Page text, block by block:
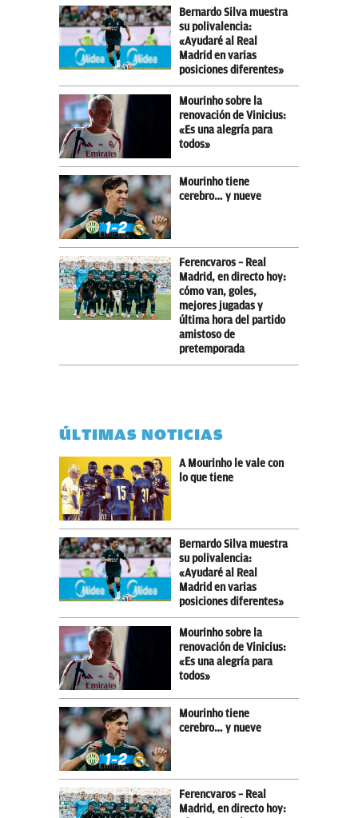
Bernardo Silva muestra
su polivalencia:
«Ayudaré al Real
Madrid en varias
posiciones diferentes»
Mourinho sobre la
renovación de Vinicius:
«Es una alegría para
todos»
Mourinho tiene
cerebro… y nueve
Ferencvaros – Real
Madrid, en directo hoy:
cómo van, goles,
mejores jugadas y
última hora del partido
amistoso de
pretemporada
ÚLTIMAS NOTICIAS
A Mourinho le vale con
lo que tiene
Bernardo Silva muestra
su polivalencia:
«Ayudaré al Real
Madrid en varias
posiciones diferentes»
Mourinho sobre la
renovación de Vinicius:
«Es una alegría para
todos»
Mourinho tiene
cerebro… y nueve
Ferencvaros – Real
Madrid, en directo hoy: